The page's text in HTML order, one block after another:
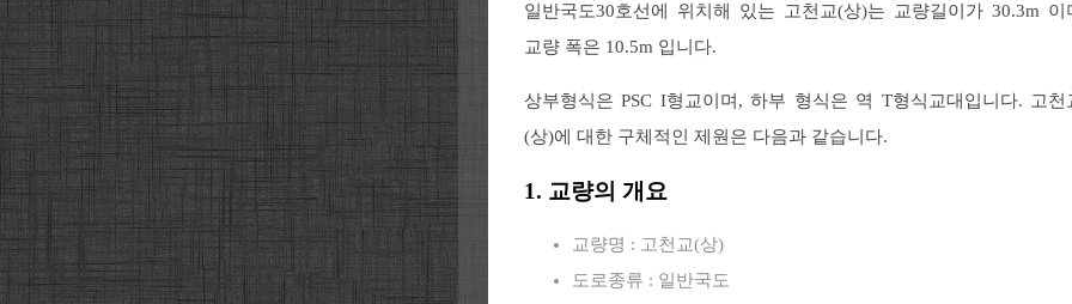
일반국도30호선에 위치해 있는 고천교(상)는 교량길이가 30.3m 이
교량 폭은 10.5m 입니다.
상부형식은 PSC I형교이며, 하부 형식은 역 T형식교대입니다. 고천
(상)에 대한 구체적인 제원은 다음과 같습니다.
1. 교량의 개요
교량명 : 고천교(상)
도로종류 : 일반국도